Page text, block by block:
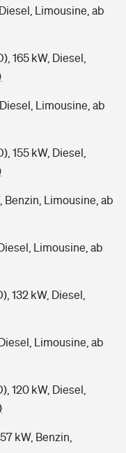
Limousine, ab
165 kW, Diesel,
Limousine, ab
155 kW, Diesel,
Benzin, Limousine, ab
Limousine, ab
132 kW, Diesel,
Limousine, ab
120 kW, Diesel,
kW, Benzin,